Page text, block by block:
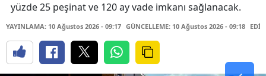
yüzde 25 peşinat ve 120 ay vade imkanı sağlanacak.
YAYINLAMA: 10 Ağustos 2026 - 09:17 GÜNCELLEME: 10 Ağustos 2026 - 09:18